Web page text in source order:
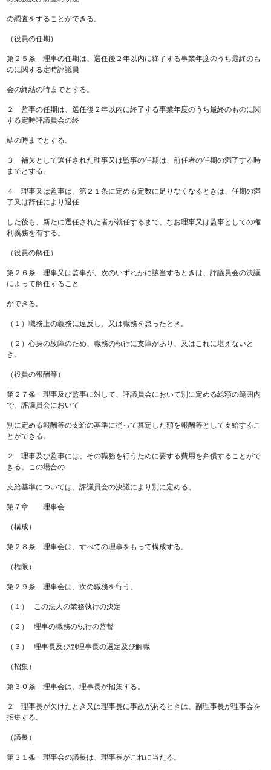
の調査をすることができる。
（役員の任期）
第２５条 理事の任期は、選任後２年以内に終了する事業年度のうち最終のも
のに関する定時評議員
会の終結の時までとする。
２ 監事の任期は、選任後２年以内に終了する事業年度のうち最終のものに関
する定時評議員会の終
結の時までとする。
３ 補欠として選任された理事又は監事の任期は、前任者の任期の満了する時
までとする。
４ 理事又は監事は、第２１条に定める定数に足りなくなるときは、任期の満
了又は辞任により退任
した後も、新たに選任された者が就任するまで、なお理事又は監事としての権
利義務を有する。
（役員の解任）
第２６条 理事又は監事が、次のいずれかに該当するときは、評議員会の決議
によって解任すること
ができる。
（１）職務上の義務に違反し、又は職務を怠ったとき。
（２）心身の故障のため、職務の執行に支障があり、又はこれに堪えないと
き。
（役員の報酬等）
第２７条 理事及び監事に対して、評議員会において別に定める総額の範囲内
で、評議員会において
別に定める報酬等の支給の基準に従って算定した額を報酬等として支給するこ
とができる。
２ 理事及び監事には、その職務を行うために要する費用を弁償することがで
きる。この場合の
支給基準については、評議員会の決議により別に定める。
第７章 理事会
（構成）
第２８条 理事会は、すべての理事をもって構成する。
（権限）
第２９条 理事会は、次の職務を行う。
（１） この法人の業務執行の決定
（２） 理事の職務の執行の監督
（３） 理事長及び副理事長の選定及び解職
（招集）
第３０条 理事会は、理事長が招集する。
２ 理事長が欠けたとき又は理事長に事故があるときは、副理事長が理事会を
招集する。
（議長）
第３１条 理事会の議長は、理事長がこれに当たる。